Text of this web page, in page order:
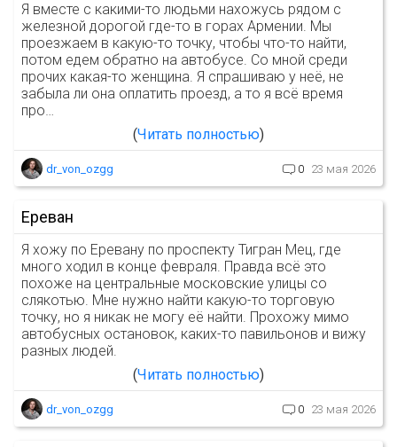
Я вместе с какими-то людьми нахожусь рядом с
железной дорогой где-то в горах Армении. Мы
проезжаем в какую-то точку, чтобы что-то найти,
потом едем обратно на автобусе. Со мной среди
прочих какая-то женщина. Я спрашиваю у неё, не
забыла ли она оплатить проезд, а то я всё время
про…
Читать полностью
dr_von_ozgg 0 23 мая 2026
Ереван
Я хожу по Еревану по проспекту Тигран Мец, где
много ходил в конце февраля. Правда всё это
похоже на центральные московские улицы со
слякотью. Мне нужно найти какую-то торговую
точку, но я никак не могу её найти. Прохожу мимо
автобусных остановок, каких-то павильонов и вижу
разных людей.
Читать полностью
dr_von_ozgg 0 23 мая 2026